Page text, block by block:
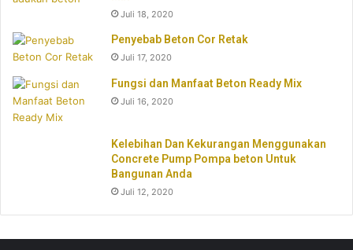
Juli 18, 2020
Penyebab Beton Cor Retak
Juli 17, 2020
Fungsi dan Manfaat Beton Ready Mix
Juli 16, 2020
Kelebihan Dan Kekurangan Menggunakan
Concrete Pump Pompa beton Untuk
Bangunan Anda
Juli 12, 2020